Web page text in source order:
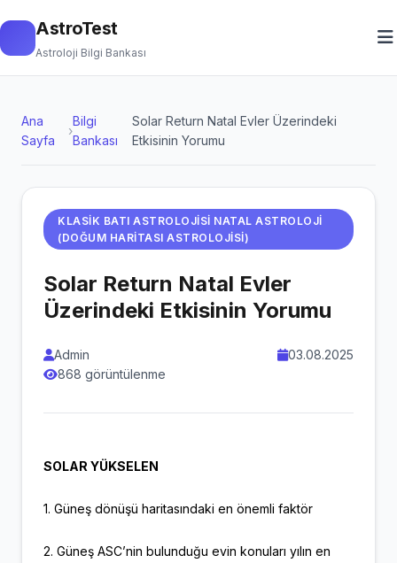
AstroTest
Astroloji Bilgi Bankası
Ana
Sayfa
›
Bilgi
Bankası
Solar Return Natal Evler Üzerindeki
Etkisinin Yorumu
KLASIK BATI ASTROLOJISI NATAL ASTROLOJI
(DOĞUM HARITASI ASTROLOJISI)
Solar Return Natal Evler
Üzerindeki Etkisinin Yorumu
Admin
03.08.2025
868 görüntülenme
SOLAR YÜKSELEN
1. Güneş dönüşü haritasındaki en önemli faktör
2. Güneş ASC’nin bulunduğu evin konuları yılın en